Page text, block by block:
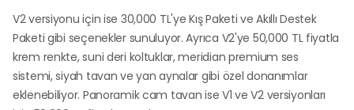
V2 versiyonu için ise 30,000 TL'ye Kış Paketi ve Akıllı Destek
Paketi gibi seçenekler sunuluyor. Ayrıca V2'ye 50,000 TL fiyatla
krem renkte, suni deri koltuklar, meridian premium ses
sistemi, siyah tavan ve yan aynalar gibi özel donanımlar
eklenebiliyor. Panoramik cam tavan ise V1 ve V2 versiyonları